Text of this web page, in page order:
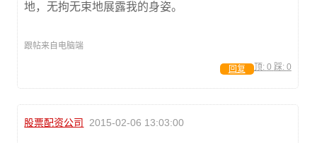
地，无拘无束地展露我的身姿。
跟帖来自电脑端
顶: 0 踩: 0
回复
股票配资公司 2015-02-06 13:03:00